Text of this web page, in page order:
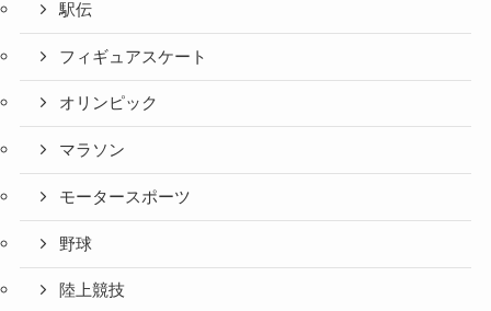
駅伝
フィギュアスケート
オリンピック
マラソン
モータースポーツ
野球
陸上競技